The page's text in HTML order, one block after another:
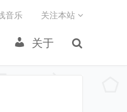
关于
音乐 关注本站